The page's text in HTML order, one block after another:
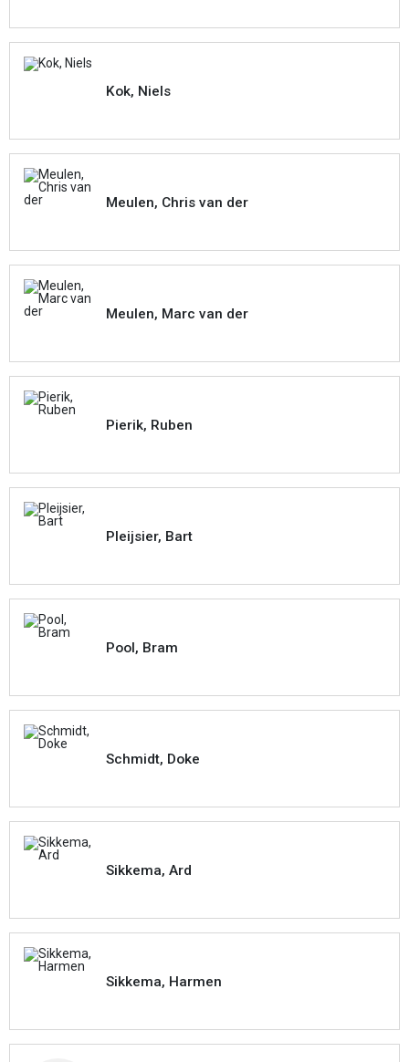
Kok, Niels
Meulen, Chris van der
Meulen, Marc van der
Pierik, Ruben
Pleijsier, Bart
Pool, Bram
Schmidt, Doke
Sikkema, Ard
Sikkema, Harmen